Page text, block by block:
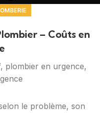
– Coûts en
le problème, son